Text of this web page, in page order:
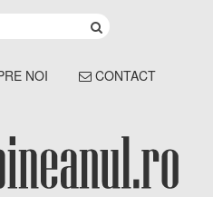
NOI CONTACT